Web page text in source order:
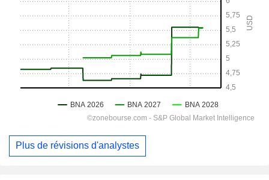
Plus de révisions d'analystes